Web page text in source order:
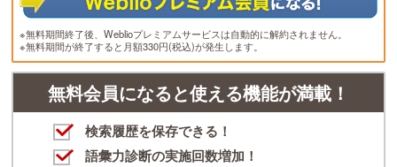
※無料期間終了後、Weblioプレミアムサービスは自動的に解約されません。
※無料期間が終了すると月額330円(税込)が発生します。
無料会員になると使える機能が満載！
検索履歴を保存できる！
語彙力診断の実施回数増加！